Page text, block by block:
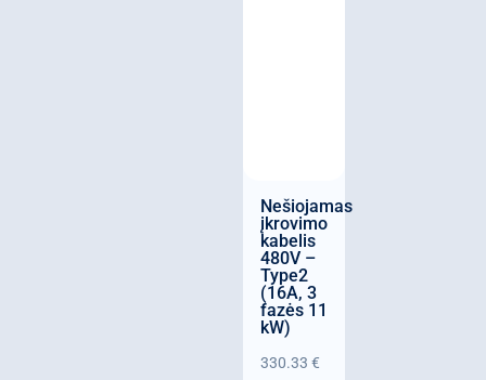
Nešiojamas
įkrovimo
kabelis
480V –
Type2
(16A, 3
fazės 11
kW)
330.33 €